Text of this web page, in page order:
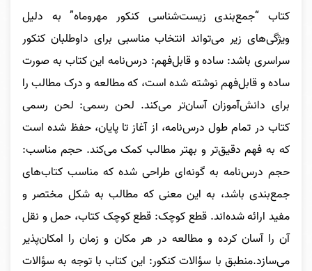
کتاب “جمع‌بندی زیست‌شناسی کنکور مهروماه” به دلیل
ویژگی‌های زیر می‌تواند انتخاب مناسبی برای داوطلبان کنکور
سراسری باشد: ساده و قابل‌فهم: درس‌نامه این کتاب به صورت
ساده و قابل‌فهم نوشته شده است، که مطالعه و درک مطالب را
برای دانش‌آموزان آسان‌تر می‌کند. لحن رسمی: لحن رسمی
کتاب در تمام طول درس‌نامه، از آغاز تا پایان، حفظ شده است
که به فهم دقیق‌تر و بهتر مطالب کمک می‌کند. حجم مناسب:
حجم درس‌نامه به گونه‌ای طراحی شده که مناسب کتاب‌های
جمع‌بندی باشد، به این معنی که مطالب به شکل مختصر و
مفید ارائه شده‌اند. قطع کوچک: قطع کوچک کتاب، حمل و نقل
آن را آسان کرده و مطالعه در هر مکان و زمان را امکان‌پذیر
می‌سازد.منطبق با سؤالات کنکور: این کتاب با توجه به سؤالات